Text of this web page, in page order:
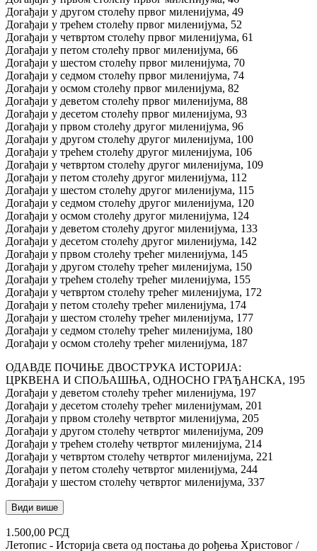
Догађаји у другом столећу првог миленијума, 49
Догађаји у трећем столећу првог миленијума, 52
Догађаји у четвртом столећу првог миленијума, 61
Догађаји у петом столећу првог миленијума, 66
Догађаји у шестом столећу првог миленијума, 70
Догађаји у седмом столећу првог миленијума, 74
Догађаји у осмом столећу првог миленијума, 82
Догађаји у деветом столећу првог миленијума, 88
Догађаји у десетом столећу првог миленијума, 93
Догађаји у првом столећу другог миленијума, 96
Догађаји у другом столећу другог миленијума, 100
Догађаји у трећем столећу другог миленијума, 106
Догађаји у четвртом столећу другог миленијума, 109
Догађаји у петом столећу другог миленијума, 112
Догађаји у шестом столећу другог миленијума, 115
Догађаји у седмом столећу другог миленијума, 120
Догађаји у осмом столећу другог миленијума, 124
Догађаји у деветом столећу другог миленијума, 133
Догађаји у десетом столећу другог миленијума, 142
Догађаји у првом столећу трећег миленијума, 145
Догађаји у другом столећу трећег миленијума, 150
Догађаји у трећем столећу трећег миленијума, 155
Догађаји у четвртом столећу трећег миленијума, 172
Догађаји у петом столећу трећег миленијума, 174
Догађаји у шестом столећу трећег миленијума, 177
Догађаји у седмом столећу трећег миленијума, 180
Догађаји у осмом столећу трећег миленијума, 187
ОДАВДЕ ПОЧИЊЕ ДВОСТРУКА ИСТОРИЈА:
ЦРКВЕНА И СПОЉАШЊА, ОДНОСНО ГРАЂАНСКА, 195
Догађаји у деветом столећу трећег миленијума, 197
Догађаји у десетом столећу трећег миленијумам, 201
Догађаји у првом столећу четвртог миленијума, 205
Догађаји у другом столећу четвртог миленијума, 209
Догађаји у трећем столећу четвртог миленијума, 214
Догађаји у четвртом столећу четвртог миленијума, 221
Догађаји у петом столећу четвртог миленијума, 244
Догађаји у шестом столећу четвртог миленијума, 337
Види више
1.500,00 РСД
Летопис - Историја света од постања до рођења Христовог /